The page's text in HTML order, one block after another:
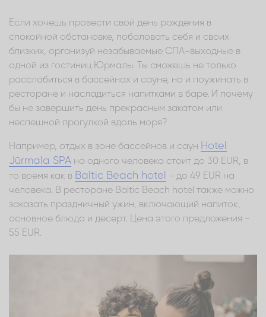
Если хочешь провести свой день рождения в
спокойной обстановке, побаловать себя и своих
близких, организуй незабываемые СПА-выходные в
одной из гостиниц Юрмалы. Ты сможешь не только
расслабиться в бассейнах и сауне, но и поужинать в
ресторане и насладиться напитками в баре. И почему
бы не завершить день прекрасным закатом или
неспешной прогулкой вдоль моря?
Например, отдых в зоне бассейнов и саун Hotel
Jūrmala SPA на одного человека стоит до 30 EUR, в
то время как в Baltic Beach hotel
- до 49 EUR на
человека. В ресторане Baltic Beach hotel также можно
заказать праздничный ужин, включающий напиток,
основное блюдо и десерт. Цена этого предложения -
55 EUR.